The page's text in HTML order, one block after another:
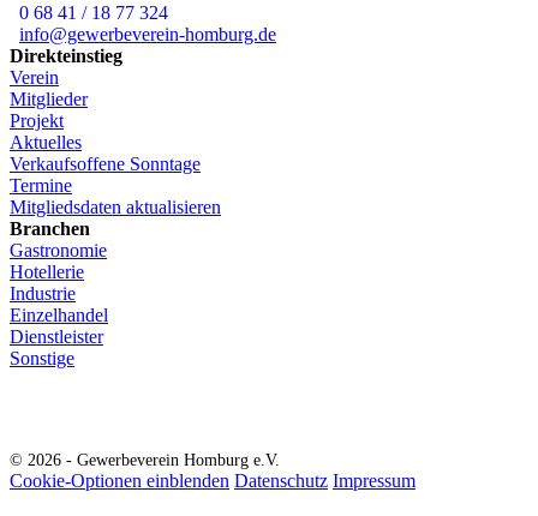
0 68 41 / 18 77 324
info@gewerbeverein-homburg.de
Direkteinstieg
Verein
Mitglieder
Projekt
Aktuelles
Verkaufsoffene Sonntage
Termine
Mitgliedsdaten aktualisieren
Branchen
Gastronomie
Hotellerie
Industrie
Einzelhandel
Dienstleister
Sonstige
© 2026 - Gewerbeverein Homburg e.V.
Cookie-Optionen einblenden Datenschutz Impressum